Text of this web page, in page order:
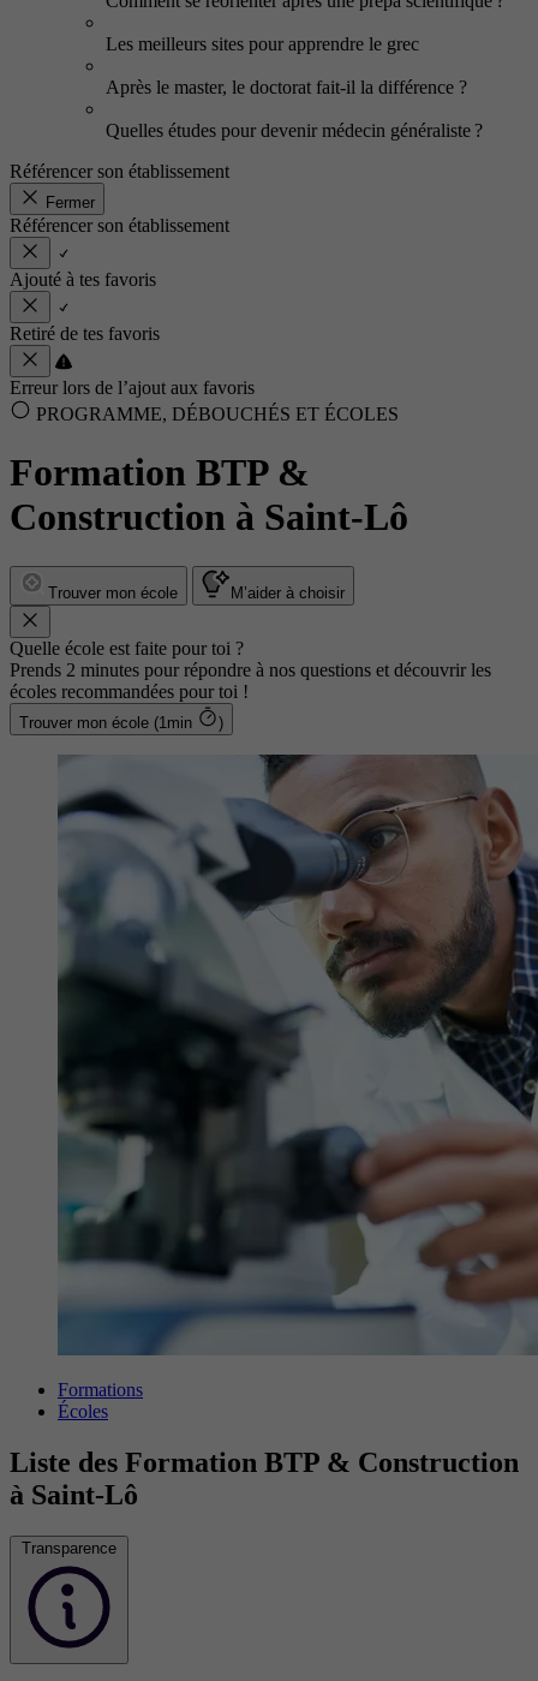
Les meilleurs sites pour apprendre le grec
Après le master, le doctorat fait-il la différence ?
Quelles études pour devenir médecin généraliste ?
Référencer son établissement
Fermer
Référencer son établissement
Ajouté à tes favoris
Retiré de tes favoris
Erreur lors de l’ajout aux favoris
PROGRAMME, DÉBOUCHÉS ET ÉCOLES
Formation BTP &
Construction à Saint-Lô
Trouver mon école M’aider à choisir
Quelle école est faite pour toi ?
Prends 2 minutes pour répondre à nos questions et découvrir les
écoles recommandées pour toi !
Trouver mon école (1min )
Formations
Écoles
Liste des Formation BTP & Construction
à Saint-Lô
Transparence